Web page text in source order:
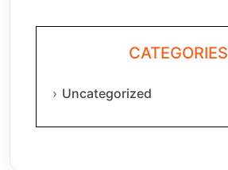
CATEGORIES
Uncategorized